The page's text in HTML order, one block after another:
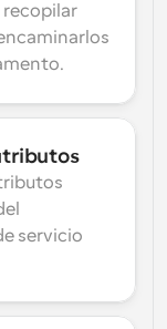
recopilar
servicio